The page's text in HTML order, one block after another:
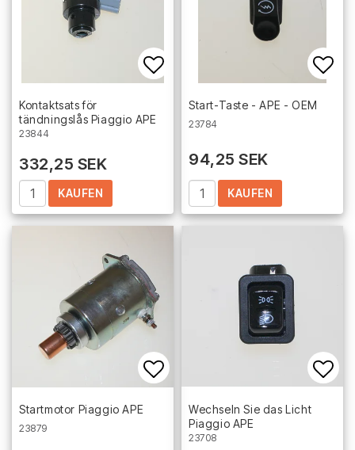
Add to list of favorites
Kontaktsats för
tändningslås Piaggio APE
23844
332,25 SEK
KAUFEN
Start-Taste - APE - OEM
23784
94,25 SEK
KAUFEN
Add to list of favorites
Startmotor Piaggio APE
23879
Wechseln Sie das Licht
Piaggio APE
23708